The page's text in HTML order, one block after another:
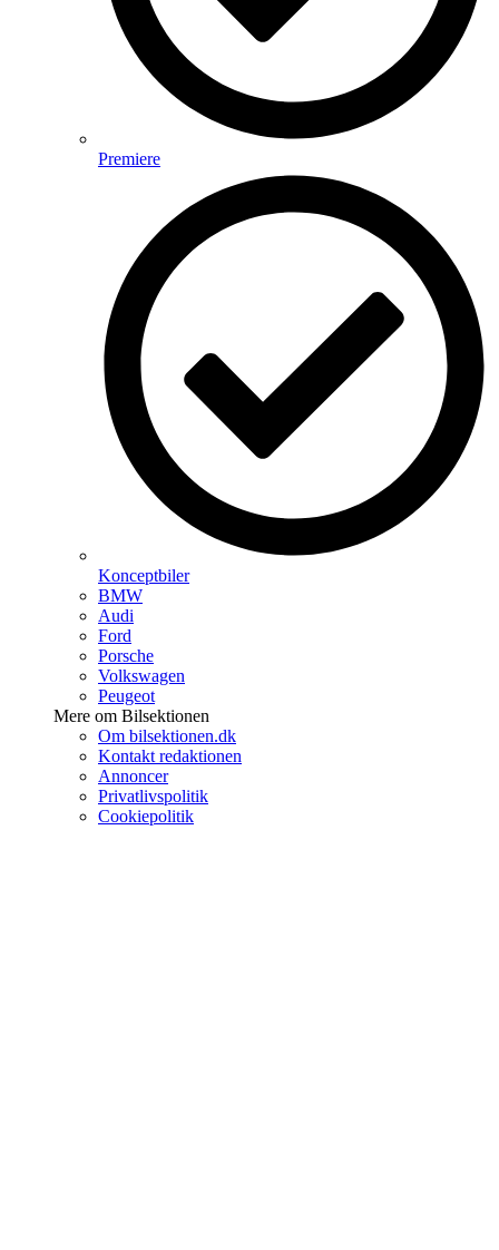
Premiere
Konceptbiler
BMW
Audi
Ford
Porsche
Volkswagen
Peugeot
Mere om Bilsektionen
Om bilsektionen.dk
Kontakt redaktionen
Annoncer
Privatlivspolitik
Cookiepolitik